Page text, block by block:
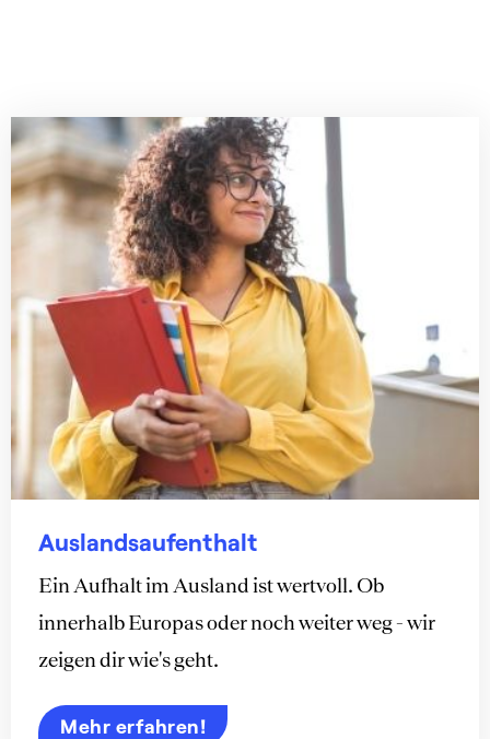
Auslandsaufenthalt
Ein Aufhalt im Ausland ist wertvoll. Ob
innerhalb Europas oder noch weiter weg - wir
zeigen dir wie's geht.
Mehr erfahren!